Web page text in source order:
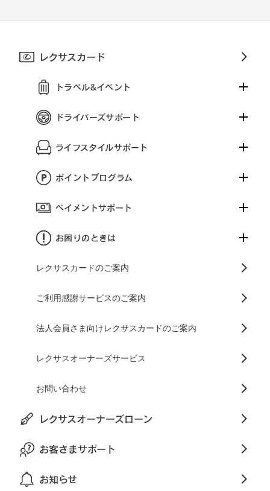
レクサスカード
トラベル&イベント
ドライバーズサポート
ライフスタイルサポート
ポイントプログラム
ペイメントサポート
お困りのときは
レクサスカードのご案内
ご利用感謝サービスのご案内
法人会員さま向けレクサスカードのご案内
レクサスオーナーズサービス
お問い合わせ
レクサスオーナーズローン
お客さまサポート
お知らせ